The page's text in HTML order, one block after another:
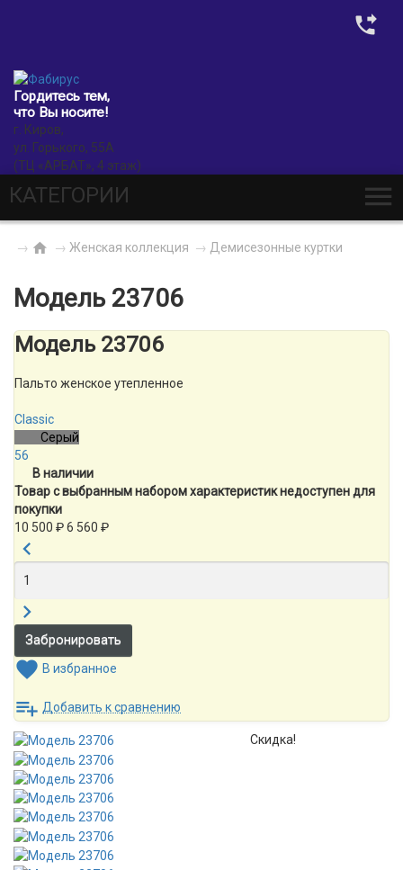
Гордитесь тем,
что Вы носите!
г. Киров,
ул. Горького, 55А
(ТЦ «АРБАТ», 4 этаж)
КАТЕГОРИИ
→ → Женская коллекция → Демисезонные куртки
Модель 23706
Модель 23706
Пальто женское утепленное
Classic
Серый
56
В наличии
Товар с выбранным набором характеристик недоступен для
покупки
10 500 ₽6 560 ₽
В избранное
Добавить к сравнению
Скидка!